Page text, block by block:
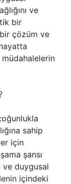
ve
bir
çözüm ve
müdahalelerin
sahip
için
şansı
ve duygusal
içindeki